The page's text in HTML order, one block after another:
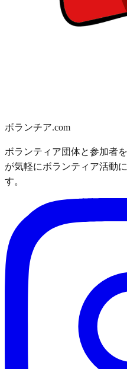
ボランチア.com
ボランティア団体と参加者
が気軽にボランティア活動
す。